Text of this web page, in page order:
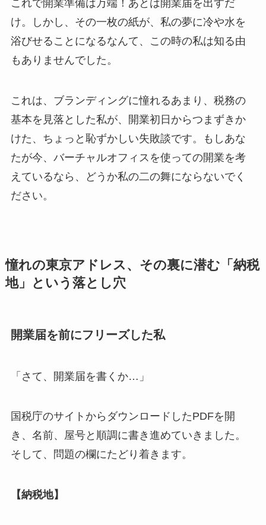
これで開業準備は万端！あとは開業届を出すだ
け。しかし、その一枚の紙が、私の夢に冷や水を
浴びせることになるなんて、この時の私は知る由
もありませんでした。
これは、ブランディングに憧れるあまり、税務の
基本を見落とした私が、開業初日からつまずきか
けた、ちょっと恥ずかしい失敗談です。もしあな
たが今、バーチャルオフィスを使っての開業を考
えているなら、どうか私の二の舞にならないでく
ださい。
憧れの東京アドレス、その裏に潜む「納税
地」という落とし穴
開業届を前にフリーズした私
「さて、開業届を書くか…」
国税庁のサイトからダウンロードしたPDFを開
き、名前、屋号と順調に書き進めていきました。
そして、問題の欄にたどり着きます。
【納税地】